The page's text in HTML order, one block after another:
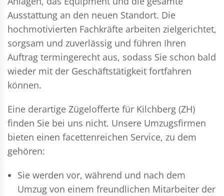
Ausstattung an den neuen Standort. Die
hochmotivierten Fachkräfte arbeiten zielgerichtet,
sorgsam und zuverlässig und führen Ihren
Auftrag termingerecht aus, sodass Sie schon bald
wieder mit der Geschäftstätigkeit fortfahren
können.
Eine derartige Zügelofferte für Kilchberg (ZH)
finden Sie bei uns nicht. Unsere Umzugsfirmen
bieten einen facettenreichen Service, zu dem
gehören:
Sie werden vor, während und nach dem
Umzug von einem freundlichen Mitarbeiter der